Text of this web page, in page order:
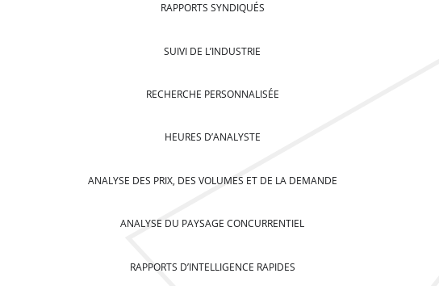
RAPPORTS SYNDIQUÉS
SUIVI DE L’INDUSTRIE
RECHERCHE PERSONNALISÉE
HEURES D’ANALYSTE
ANALYSE DES PRIX, DES VOLUMES ET DE LA DEMANDE
ANALYSE DU PAYSAGE CONCURRENTIEL
RAPPORTS D’INTELLIGENCE RAPIDES